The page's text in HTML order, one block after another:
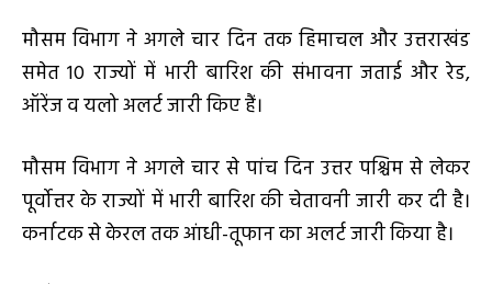
मौसम विभाग ने अगले चार दिन तक हिमाचल और उत्तराखंड
समेत 10 राज्यों में भारी बारिश की संभावना जताई और रेड,
ऑरेंज व यलो अलर्ट जारी किए हैं।
मौसम विभाग ने अगले चार से पांच दिन उत्तर पश्चिम से लेकर
पूर्वोत्तर के राज्यों में भारी बारिश की चेतावनी जारी कर दी है।
कर्नाटक से केरल तक आंधी-तूफान का अलर्ट जारी किया है।